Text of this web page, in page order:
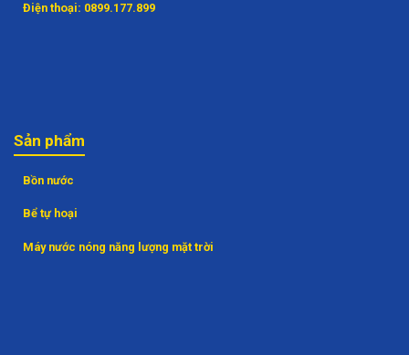
Điện thoại: 0899.177.899
Sản phẩm
Bồn nước
Bể tự hoại
Máy nước nóng năng lượng mặt trời